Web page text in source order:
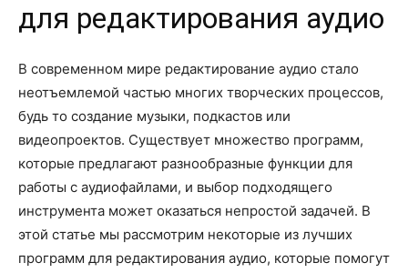
для редактирования аудио
В современном мире редактирование аудио стало
неотъемлемой частью многих творческих процессов,
будь то создание музыки, подкастов или
видеопроектов. Существует множество программ,
которые предлагают разнообразные функции для
работы с аудиофайлами, и выбор подходящего
инструмента может оказаться непростой задачей. В
этой статье мы рассмотрим некоторые из лучших
программ для редактирования аудио, которые помогут